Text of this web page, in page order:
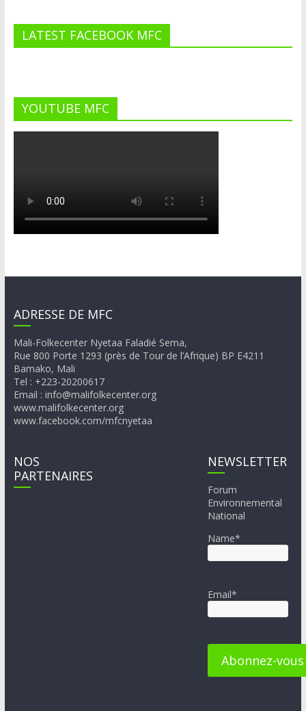
LATEST FACEBOOK MFC
YOUTUBE MFC
ADRESSE DE MFC
Mali-Folkecenter Nyetaa Faladié Sema,
Rue 800 Porte 1293 (près de Tour de l’Afrique) BP E4211
Bamako, Mali
Tel : +223-20200617
Email : info@malifolkecenter.org
www.malifolkecenter.org
www.facebook.com/mfcnyetaa
NOS
PARTENAIRES
NEWSLETTER
Forum
Environnemental
National
Name*
Email*